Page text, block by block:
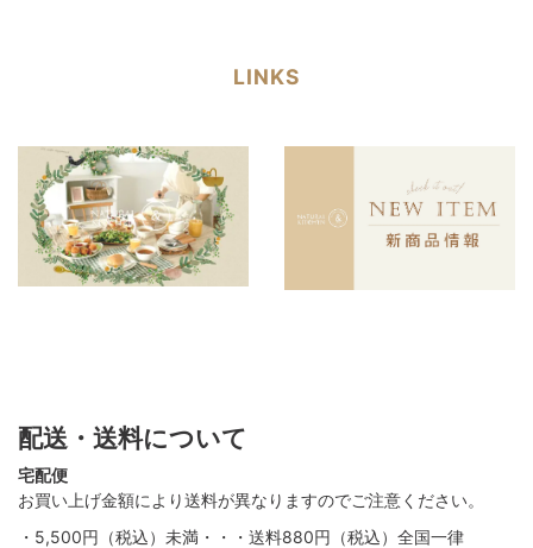
LINKS
配送・送料について
宅配便
お買い上げ金額により送料が異なりますのでご注意ください。
・5,500円（税込）未満・・・送料880円（税込）全国一律